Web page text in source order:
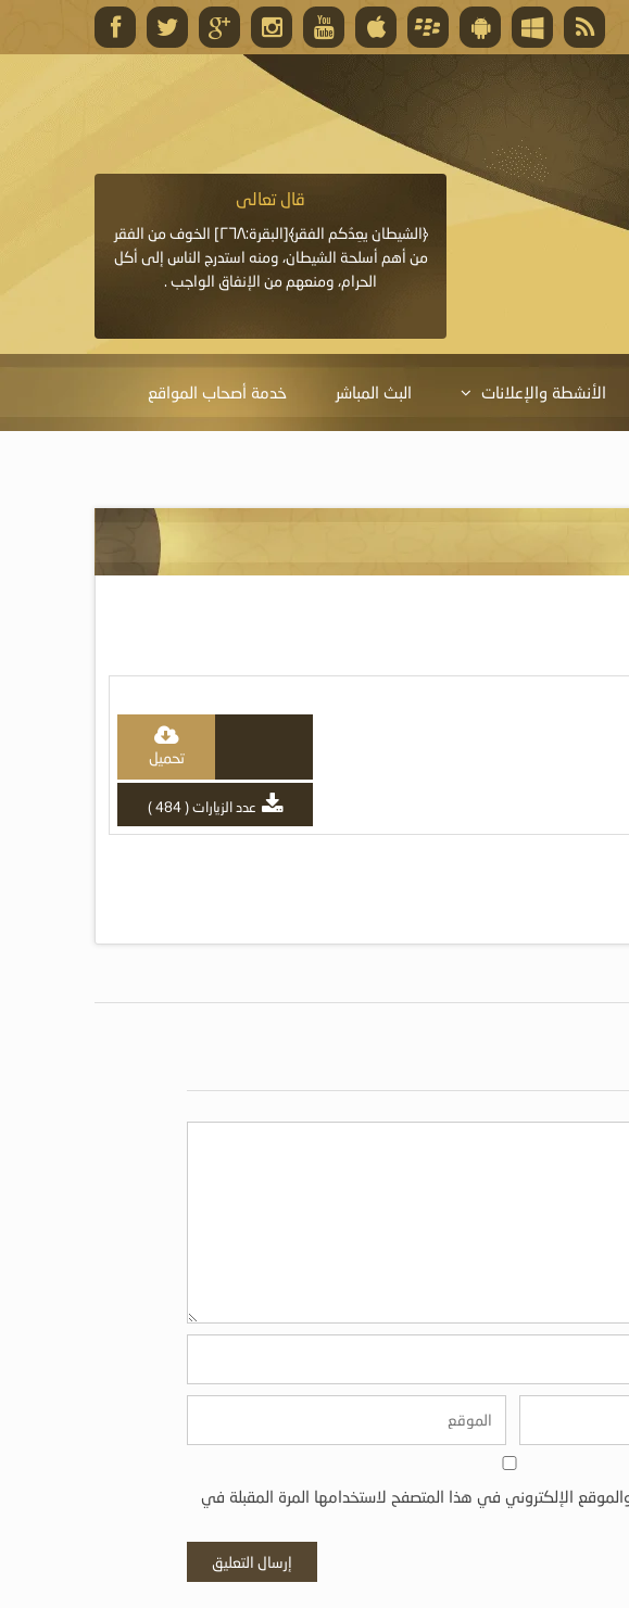
قال تعالى
وهي مفتاح باب العطايا التي
قال تعالى
﴿الشيطان يعِدُكم الفقر﴾[البقرة:٢٦٨] الخوف من الفقر
من أهم أسلحة الشيطان، ومنه استدرج الناس إلى أكل
الحرام، ومنعهم من الإنفاق الواجب .
الأنشطة والإعلانات البث المباشر خدمة أصحاب المواقع
تحميل
عدد الزيارات ( 484 )
الإلكتروني في هذا المتصفح لاستخدامها المرة المقبلة في